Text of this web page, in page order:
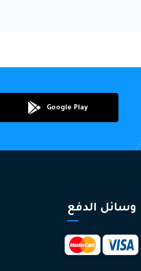
Google Play
وسائل الدفع